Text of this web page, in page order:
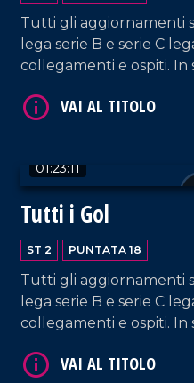
Tutti gli aggiornamenti
lega serie B e serie C
collegamenti e ospiti. In
01:23:11
Tutti i Gol
ST 2 PUNTATA 18
Tutti gli aggiornamenti
lega serie B e serie C
collegamenti e ospiti. In
VAI AL TITOLO
VAI AL TITOLO